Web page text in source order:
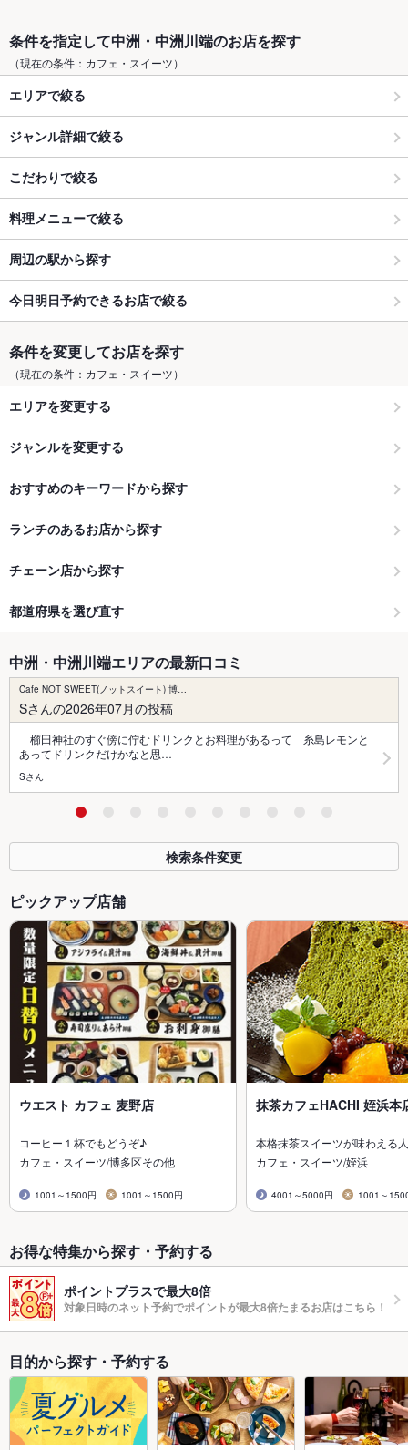
条件を指定して中洲・中洲川端のお店を探す
（現在の条件：カフェ・スイーツ）
エリアで絞る
ジャンル詳細で絞る
こだわりで絞る
料理メニューで絞る
周辺の駅から探す
今日明日予約できるお店で絞る
条件を変更してお店を探す
（現在の条件：カフェ・スイーツ）
エリアを変更する
ジャンルを変更する
おすすめのキーワードから探す
ランチのあるお店から探す
チェーン店から探す
都道府県を選び直す
中洲・中洲川端エリアの最新口コミ
Cafe NOT SWEET(ノットスイート) 博…
Sさんの2026年07月の投稿
櫛田神社のすぐ傍に佇むドリンクとお料理があるって 糸島レモンと
あってドリンクだけかなと思…
Sさん
検索条件変更
ピックアップ店舗
ウエスト カフェ 麦野店
コーヒー１杯でもどうぞ♪
カフェ・スイーツ/博多区その他
1001～1500円 1001～1500円
抹茶カフェHACHI 姪浜本
本格抹茶スイーツが味わえる
カフェ・スイーツ/姪浜
4001～5000円 1001～
お得な特集から探す・予約する
ポイントプラスで最大8倍
対象日時のネット予約でポイントが最大8倍たまるお店はこちら！
目的から探す・予約する